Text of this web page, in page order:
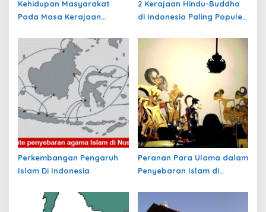
Kehidupan Masyarakat
Pada Masa Kerajaan
2 Kerajaan Hindu-Buddha
di Indonesia Paling Populer
Peradaban Nusantara
Perkembangan Pengaruh
Islam Di Indonesia
Peranan Para Ulama dalam
Penyebaran Islam di